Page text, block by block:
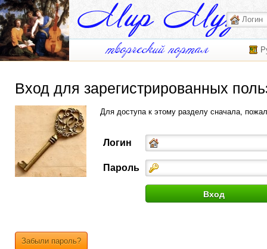
Вход для зарегистрированных
Для доступа к этому разделу сначала,
Логин
Пароль
Забыли пароль?